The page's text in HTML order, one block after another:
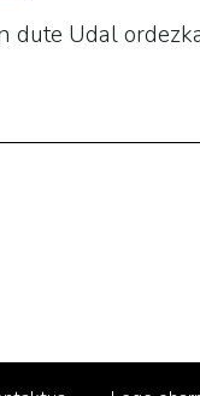
dute Udal